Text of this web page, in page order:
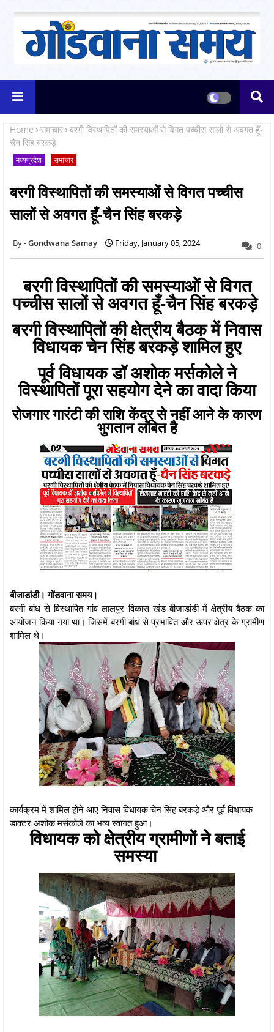
Home समाचार बरगी विस्थापितों की समस्याओं से विगत पच्चीस सालों से अवगत हूँ-
चैन सिंह बरकड़े
मध्यप्रदेश समाचार
बरगी विस्थापितों की समस्याओं से विगत पच्चीस
सालों से अवगत हूँ-चैन सिंह बरकड़े
Gondwana Samay Friday, January 05, 2024 0
बरगी विस्थापितों की समस्याओं से विगत
पच्चीस सालों से अवगत हूँ-चैन सिंह बरकड़े
बरगी विस्थापितों की क्षेत्रीय बैठक में निवास
विधायक चेन सिंह बरकड़े शामिल हुए
पूर्व विधायक डॉ अशोक मर्सकोले ने
विस्थापितों पूरा सहयोग देने का वादा किया
रोजगार गारंटी की राशि केंद्र से नहीं आने के कारण
भुगतान लंबित है
बीजाडांडी। गोंडवाना समय।
बरगी बांध से विस्थापित गांव लालपुर विकास खंड बीजाडांडी में क्षेत्रीय बैठक का
आयोजन किया गया था। जिसमें बरगी बांध से प्रभावित और ऊपर क्षेत्र के ग्रामीण
शामिल थे।
कार्यक्रम में शामिल होने आए निवास विधायक चेन सिंह बरकड़े और पूर्व विधायक
डाक्टर अशोक मर्सकोले का भव्य स्वागत हुआ।
विधायक को क्षेत्रीय ग्रामीणों ने बताई
समस्या